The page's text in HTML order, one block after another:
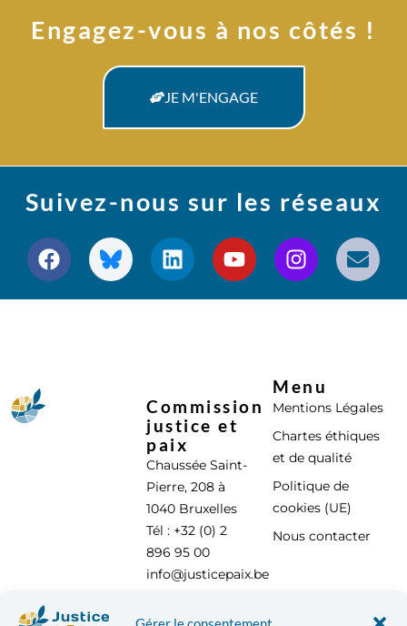
Engagez-vous à nos côtés !
JE M'ENGAGE
Suivez-nous sur les réseaux
Commission
justice et
paix
Chaussée Saint-
Pierre, 208 à
1040 Bruxelles
Tél : +32 (0) 2
896 95 00
info@justicepaix.be
Menu
Mentions Légales
Chartes éthiques
et de qualité
Politique de
cookies (UE)
Nous contacter